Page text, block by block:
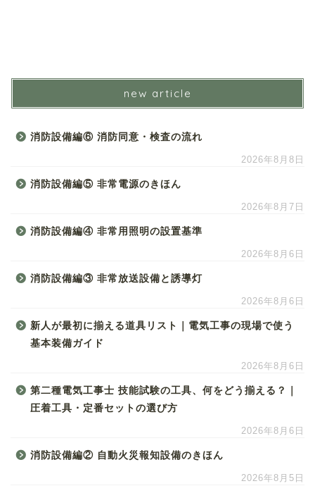
new article
消防設備編⑥ 消防同意・検査の流れ
2026年8月8日
消防設備編⑤ 非常電源のきほん
2026年8月7日
消防設備編④ 非常用照明の設置基準
2026年8月6日
消防設備編③ 非常放送設備と誘導灯
2026年8月6日
新人が最初に揃える道具リスト｜電気工事の現場で使う
基本装備ガイド
2026年8月6日
第二種電気工事士 技能試験の工具、何をどう揃える？｜
圧着工具・定番セットの選び方
2026年8月6日
消防設備編② 自動火災報知設備のきほん
2026年8月5日